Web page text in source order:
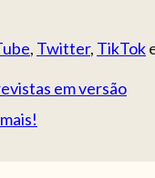
, Twitter, TikTok
em versão